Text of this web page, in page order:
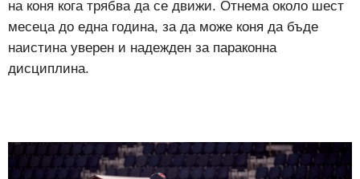
на коня кога трябва да се движи. Отнема около шест
месеца до една година, за да може коня да бъде
наистина уверен и надежден за параконна
дисциплина.